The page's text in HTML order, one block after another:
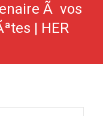
Ã vos
| HER